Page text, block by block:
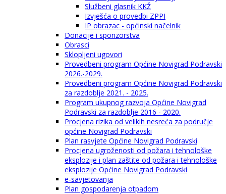
Službeni glasnik KKŽ
Izvješća o provedbi ZPPI
IP obrazac - općinski načelnik
Donacije i sponzorstva
Obrasci
Sklopljeni ugovori
Provedbeni program Općine Novigrad Podravski
2026.-2029.
Provedbeni program Općine Novigrad Podravski
za razdoblje 2021. - 2025.
Program ukupnog razvoja Općine Novigrad
Podravski za razdoblje 2016 - 2020.
Procjena rizika od velikih nesreća za područje
općine Novigrad Podravski
Plan rasvjete Općine Novigrad Podravski
Procjena ugroženosti od požara i tehnološke
eksplozije i plan zaštite od požara i tehnološke
eksplozije Općine Novigrad Podravski
e-savjetovanja
Plan gospodarenja otpadom